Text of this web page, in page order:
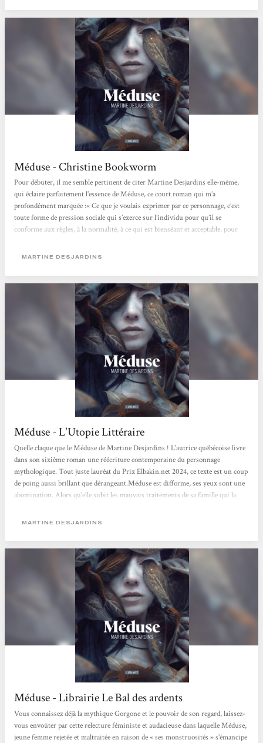
protagoniste principale...
Méduse - Christine Bookworm
Pour débuter, il me semble pertinent de citer Martine Desjardins elle-même,
qui éclaire parfaitement l’essence de Méduse, ce court roman qui m’a
profondément marquée :« Ce que je voulais exprimer par ce personnage, c’est
toute forme de pression sociale qui s’exerce sur l’individu pour qu’il se
conforme aux règles, à la normalité, à ce qui est bienséant et acceptable, pour
peut pas y répondre et qu’il est écarté ? »Ce roman se distingue...
MARTINE DESJARDINS
Méduse - L'Utopie Littéraire
Quelle claque que le Méduse de Martine Desjardins ! L'autrice québécoise livre
dans son sixième roman une réécriture contemporaine du personnage
mythologique. Tout juste lauréat du Prix Elbakin.net 2024, ce texte est un coup
de poing aussi brillant que dérangeant.Méduse est difforme, ses yeux sont une
abomination. Alors qu'elle subit les mauvais traitements de sa famille qui la
par être abandonnée par ses parents dans un institut isolé...Méduse interroge la
MARTINE DESJARDINS
Méduse - Librairie Le Bal des ardents
Vous connaissez déjà la mythique Gorgone et le pouvoir de son regard, laissez-
vous envoûter par cette relecture féministe et audacieuse dans laquelle Méduse,
jeune femme rejetée et maltraitée en raison de « ses monstruosités » s’émancipe